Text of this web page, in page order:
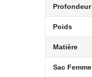
Profondeur
Poids
Matière
Sac Femme